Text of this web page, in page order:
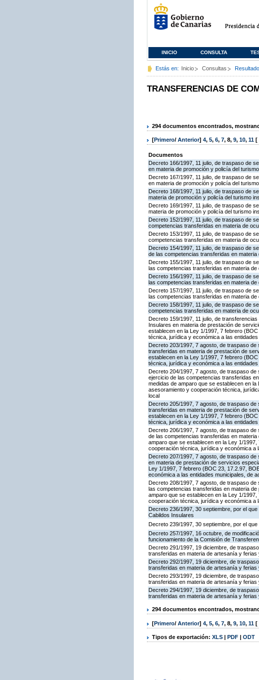
INICIO CONSULTA
Estás en: Inicio Consultas
TRANSFERENCIAS DE
294 documentos encontrados,
[Primero/ Anterior] 4, 5, 6, 7, 8, 9, 10, 11 [
Documentos
Decreto 166/1997, 11 julio, de traspaso de
en materia de promoción y policía del
Decreto 167/1997, 11 julio, de traspaso de
en materia de promoción y policía del
Decreto 168/1997, 11 julio, de traspaso de
materia de promoción y policía del turismo
Decreto 169/1997, 11 julio, de traspaso de
materia de promoción y policía del turismo
Decreto 152/1997, 11 julio, de traspaso de
competencias transferidas en materia de
Decreto 153/1997, 11 julio, de traspaso de
competencias transferidas en materia de
Decreto 154/1997, 11 julio, de traspaso de
de las competencias transferidas en
Decreto 155/1997, 11 julio, de traspaso de
las competencias transferidas en materia
Decreto 156/1997, 11 julio, de traspaso de
las competencias transferidas en materia
Decreto 157/1997, 11 julio, de traspaso de
las competencias transferidas en materia
Decreto 158/1997, 11 julio, de traspaso de
competencias transferidas en materia de
Decreto 159/1997, 11 julio, de
Insulares en materia de prestación de
establecen en la Ley 1/1997, 7 febrero
técnica, jurídica y económica a las
Decreto 203/1997, 7 agosto, de traspaso
transferidas en materia de prestación de
establecen en la Ley 1/1997, 7 febrero
técnica, jurídica y económica a las
Decreto 204/1997, 7 agosto, de traspaso
ejercicio de las competencias transferidas
medidas de amparo que se establecen en
asesoramiento y cooperación técnica,
local
Decreto 205/1997, 7 agosto, de traspaso
transferidas en materia de prestación de
establecen en la Ley 1/1997, 7 febrero
técnica, jurídica y económica a las
Decreto 206/1997, 7 agosto, de traspaso
de las competencias transferidas en
amparo que se establecen en la Ley 1/
cooperación técnica, jurídica y económica a
Decreto 207/1997, 7 agosto, de traspaso
en materia de prestación de servicios
Ley 1/1997, 7 febrero (BOC 23, 17.2.97,
económica a las entidades municipales, de
Decreto 208/1997, 7 agosto, de traspaso
las competencias transferidas en materia
amparo que se establecen en la Ley 1/
cooperación técnica, jurídica y económica a
Decreto 236/1997, 30 septiembre, por el
Cabildos Insulares
Decreto 239/1997, 30 septiembre, por el
Decreto 257/1997, 16 octubre, de
funcionamiento de la Comisión de
Decreto 291/1997, 19 diciembre, de
transferidas en materia de artesanía y ferias
Decreto 292/1997, 19 diciembre, de
transferidas en materia de artesanía y ferias
Decreto 293/1997, 19 diciembre, de
transferidas en materia de artesanía y ferias
Decreto 294/1997, 19 diciembre, de
transferidas en materia de artesanía y ferias
294 documentos encontrados,
[Primero/ Anterior] 4, 5, 6, 7, 8, 9, 10, 11 [
Tipos de exportación: XLS | PDF | ODT